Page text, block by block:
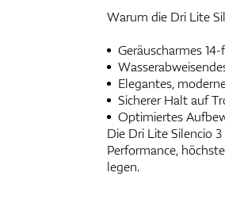
Warum die Dri Lite
Geräuscharmes
Elegantes,
Sicherer Halt auf
Optimiertes
Die Dri Lite Silencio
Performance,
legen.